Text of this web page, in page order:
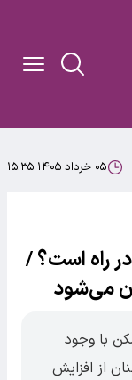
۰۵ خرداد ۱۴۰۵ ۱۵:۳۵
راه است؟ /
با وجود
از افزایش